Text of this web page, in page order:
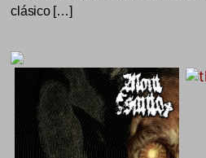
clásico […]